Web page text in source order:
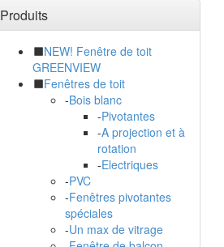
Produits
NEW! Fenêtre de toit
GREENVIEW
Fenêtres de toit
-Bois blanc
-Pivotantes
-A projection et à
rotation
-Electriques
-PVC
-Fenêtres pivotantes
spéciales
-Un max de vitrage